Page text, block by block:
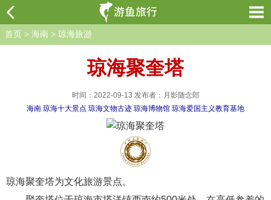
首页 > 海南 > 琼海旅游
琼海聚奎塔
时间：2022-09-13 发布者：月影随念郎
海南 琼海十大景点 琼海文物古迹 琼海博物馆 琼海爱国主义教育基地
琼海聚奎塔为文化旅游景点。